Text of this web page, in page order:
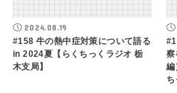
2024.08.19
#158 牛の熱中症対策について語る
in 2024夏【らくちっくラジオ 栃
木支局】
察
編
ち